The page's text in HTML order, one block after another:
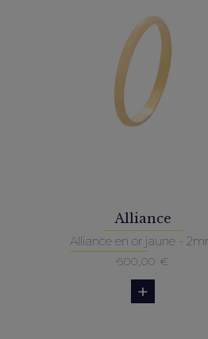
Alliance
Alliance en or jaune -
600,00 €